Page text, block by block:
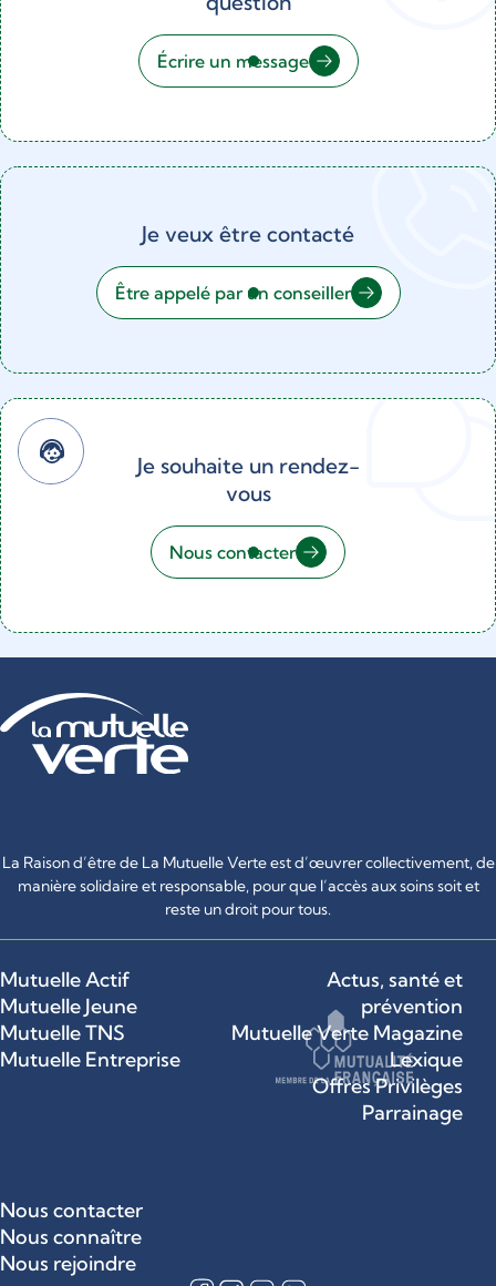
Écrire un message
Je veux être contacté
Être appelé par un conseiller
Je souhaite un rendez-
vous
Nous contacter
La Raison d’être de La Mutuelle Verte est d’œuvrer collectivement, de
manière solidaire et responsable, pour que l’accès aux soins soit et
reste un droit pour tous.
Mutuelle Actif
Mutuelle Jeune
Mutuelle TNS
Mutuelle Entreprise
Actus, santé et
prévention
Mutuelle Verte Magazine
Lexique
Offres Privilèges
Parrainage
Nous contacter
Nous connaître
Nous rejoindre